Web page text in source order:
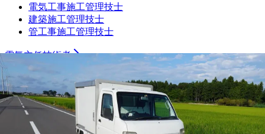
電気工事施工管理技士
建築施工管理技士
管工事施工管理技士
電気主任技術者
製造職
機械加工（旋盤）
機械加工（マシニング）
機械加工（プレス・板金）
機械加工（樹脂）